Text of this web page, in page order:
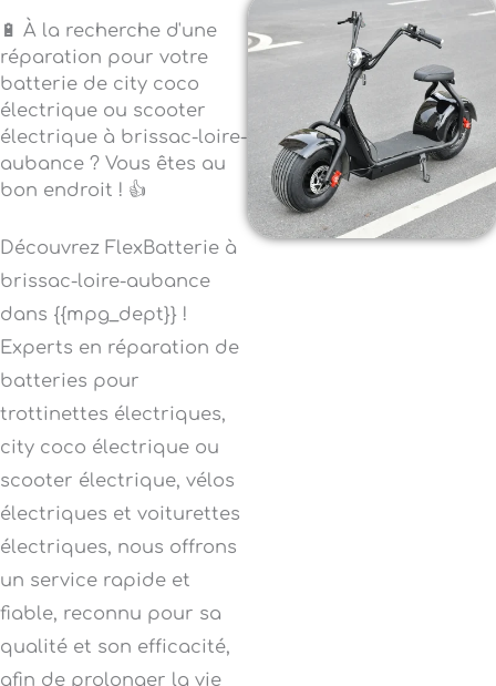
🔋 À la recherche d'une
réparation pour votre
batterie de city coco
électrique ou scooter
électrique à brissac-loire-
aubance ? Vous êtes au
bon endroit ! 👍
Découvrez FlexBatterie à
brissac-loire-aubance
dans {{mpg_dept}} !
Experts en réparation de
batteries pour
trottinettes électriques,
city coco électrique ou
scooter électrique, vélos
électriques et voiturettes
électriques, nous offrons
un service rapide et
fiable, reconnu pour sa
qualité et son efficacité,
afin de prolonger la vie